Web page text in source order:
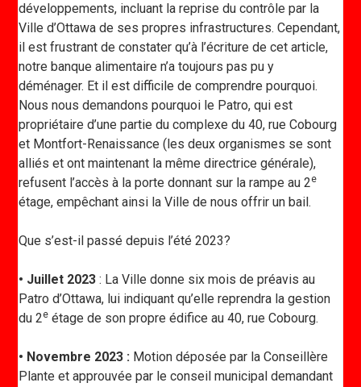
développements, incluant la reprise du contrôle par la
Ville d’Ottawa de ses propres infrastructures. Cependant,
il est frustrant de constater qu’à l’écriture de cet article,
notre banque alimentaire n’a toujours pas pu y
déménager. Et il est difficile de comprendre pourquoi.
Nous nous demandons pourquoi le Patro, qui est
propriétaire d’une partie du complexe du 40, rue Cobourg
et Montfort-Renaissance (les deux organismes se sont
alliés et ont maintenant la même directrice générale),
refusent l’accès à la porte donnant sur la rampe au 2e
étage, empêchant ainsi la Ville de nous offrir un bail.
Que s’est-il passé depuis l’été 2023?
• Juillet 2023: La Ville donne six mois de préavis au
Patro d’Ottawa, lui indiquant qu’elle reprendra la gestion
du 2e étage de son propre édifice au 40, rue Cobourg.
• Novembre 2023 : Motion déposée par la Conseillère
Plante et approuvée par le conseil municipal demandant